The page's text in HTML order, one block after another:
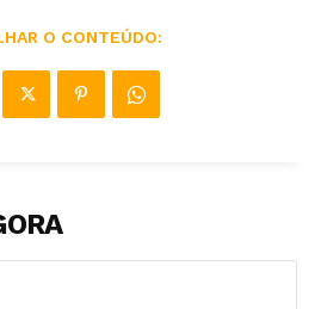
O CONTEÚDO: